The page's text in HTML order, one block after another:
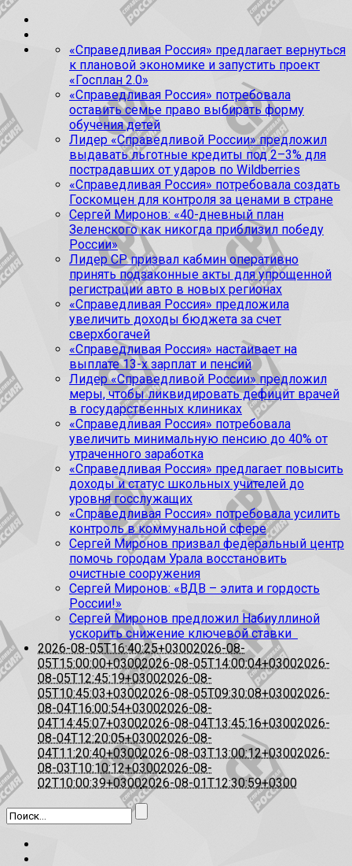
«Справедливая Россия» предлагает вернуться
к плановой экономике и запустить проект
«Госплан 2.0»
«Справедливая Россия» потребовала
оставить семье право выбирать форму
обучения детей
Лидер «Справедливой России» предложил
выдавать льготные кредиты под 2–3% для
пострадавших от ударов по Wildberries
«Справедливая Россия» потребовала создать
Госкомцен для контроля за ценами в стране
Сергей Миронов: «40-дневный план
Зеленского как никогда приблизил победу
России»
Лидер СР призвал кабмин оперативно
принять подзаконные акты для упрощенной
регистрации авто в новых регионах
«Справедливая Россия» предложила
увеличить доходы бюджета за счет
сверхбогачей
«Справедливая Россия» настаивает на
выплате 13-х зарплат и пенсий
Лидер «Справедливой России» предложил
меры, чтобы ликвидировать дефицит врачей
в государственных клиниках
«Справедливая Россия» потребовала
увеличить минимальную пенсию до 40% от
утраченного заработка
«Справедливая Россия» предлагает повысить
доходы и статус школьных учителей до
уровня госслужащих
«Справедливая Россия» потребовала усилить
контроль в коммунальной сфере
Сергей Миронов призвал федеральный центр
помочь городам Урала восстановить
очистные сооружения
Сергей Миронов: «ВДВ – элита и гордость
России!»
Сергей Миронов предложил Набиуллиной
ускорить снижение ключевой ставки
2026-08-05T16:40:25+03002026-08-
05T15:00:00+03002026-08-05T14:00:04+03002026-
08-05T12:45:19+03002026-08-
05T10:45:03+03002026-08-05T09:30:08+03002026-
08-04T16:00:54+03002026-08-
04T14:45:07+03002026-08-04T13:45:16+03002026-
08-04T12:20:05+03002026-08-
04T11:20:40+03002026-08-03T13:00:12+03002026-
08-03T10:10:12+03002026-08-
02T10:00:39+03002026-08-01T12:30:59+0300